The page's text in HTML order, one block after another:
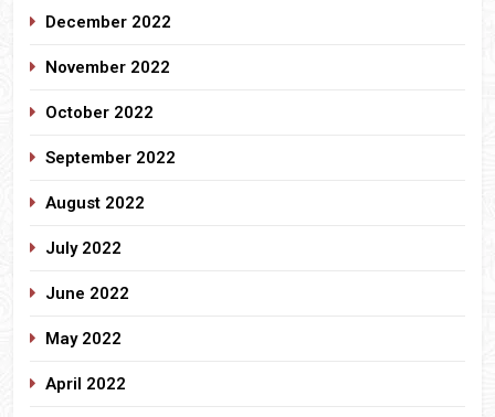
December 2022
November 2022
October 2022
September 2022
August 2022
July 2022
June 2022
May 2022
April 2022